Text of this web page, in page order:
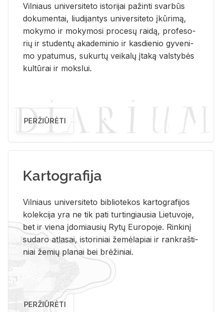
Vil­niaus uni­ver­si­te­to is­to­ri­jai pa­žin­ti svar­būs
do­ku­men­tai, liu­di­jan­tys uni­ver­si­te­to įkū­ri­mą,
mo­ky­mo ir mo­ky­mo­si pro­ce­sų rai­dą, pro­fe­so­
rių ir stu­den­tų aka­de­mi­nio ir kas­die­nio gy­ve­ni­
mo ypa­tu­mus, su­kur­tų vei­ka­lų įta­ką vals­ty­bės
kul­tū­rai ir moks­lui.
PERŽIŪRĖTI
Kartografija
Vil­niaus uni­ver­si­te­to bi­b­lio­te­kos kar­to­gra­fi­jos
ko­lek­ci­ja yra ne tik pati tur­tin­giau­sia Lie­tu­vo­je,
bet ir vie­na įdo­miau­sių Rytų Eu­ro­po­je. Rin­ki­nį
su­da­ro at­la­sai, is­to­ri­niai že­mė­la­piai ir rank­raš­ti­
niai že­mių pla­nai bei brė­ži­niai.
PERŽIŪRĖTI